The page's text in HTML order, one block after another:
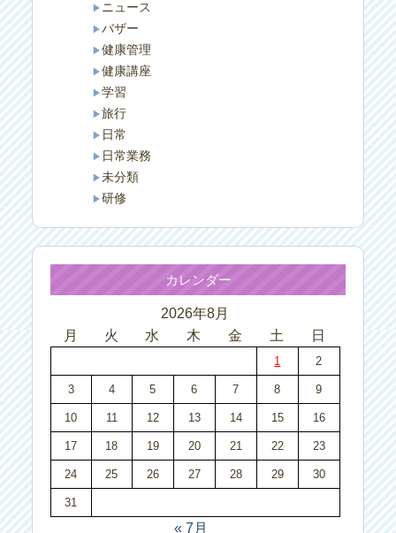
ニュース
バザー
健康管理
健康講座
学習
旅行
日常
日常業務
未分類
研修
カレンダー
2026年8月
月
火 水 木 金 土 日
1 2
3 4 5 6 7 8 9
10 11 12 13 14 15 16
17 18 19 20 21 22 23
24 25 26 27 28 29 30
31
« 7月